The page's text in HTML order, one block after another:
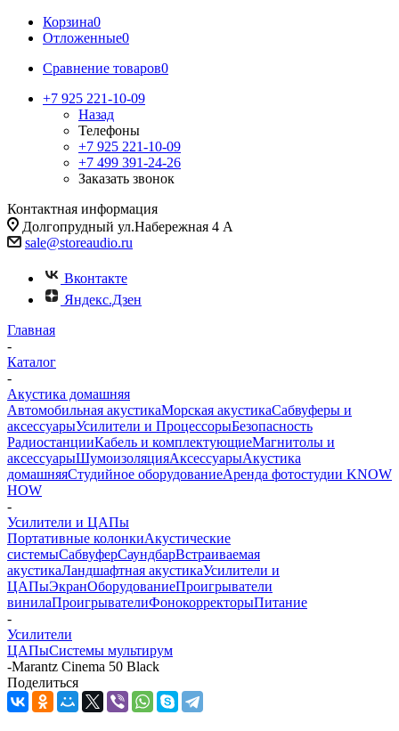
Корзина0
Отложенные0
Сравнение товаров0
+7 925 221-10-09
Назад
Телефоны
+7 925 221-10-09
+7 499 391-24-26
Заказать звонок
Контактная информация
Долгопрудный ул.Набережная 4 А
sale@storeaudio.ru
Вконтакте
Яндекс.Дзен
Главная
-
Каталог
-
Акустика домашняя
Автомобильная акустикаМорская акустикаСабвуферы и
аксессуарыУсилители и ПроцессорыБезопасность
РадиостанцииКабель и комплектующиеМагнитолы и
аксессуарыШумоизоляцияАксессуарыАкустика
домашняяСтудийное оборудованиеАренда фотостудии KNOW
HOW
-
Усилители и ЦАПы
Портативные колонкиАкустические
системыСабвуферСаундбарВстраиваемая
акустикаЛандшафтная акустикаУсилители и
ЦАПыЭкранОборудованиеПроигрыватели
винилаПроигрывателиФонокорректорыПитание
-
Усилители
ЦАПыСистемы мультирум
-Marantz Cinema 50 Black
Поделиться